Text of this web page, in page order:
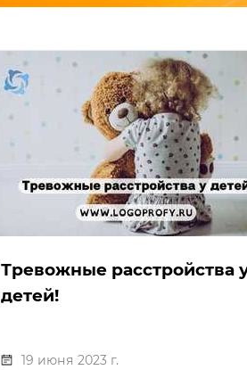
Тревожные расстройства
детей!
19 июня 2023 г.